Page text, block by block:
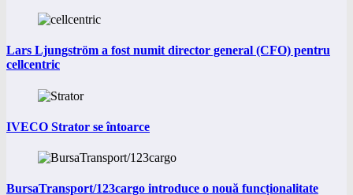
Lars Ljungström a fost numit director general (CFO) pentru
cellcentric
IVECO Strator se întoarce
BursaTransport/123cargo introduce o nouă funcționalitate